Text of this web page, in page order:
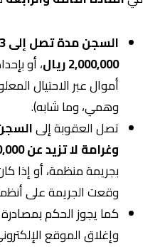
2,000,000 ريال
، أو
أموال عبر الاحتيال
وهمي، وما شابه).
تصل العقوبة إلى
وغرامة لا تزيد عن 5,000,000 ريال
بجريمة منظمة، أو إذا
وقعت الجريمة على
كما يجوز الحكم
وإغلاق الموقع